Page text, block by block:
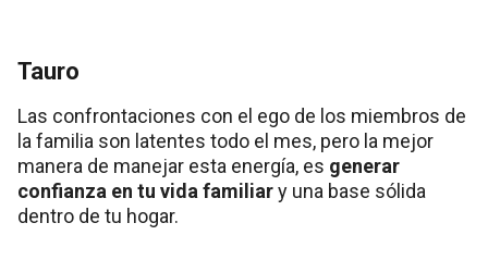
Tauro
Las confrontaciones con el ego de los miembros de
la familia son latentes todo el mes, pero la mejor
manera de manejar esta energía, es generar
confianza en tu vida familiary una base sólida
dentro de tu hogar.